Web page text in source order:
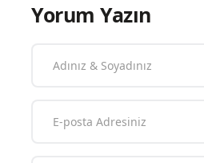
Yorum Yazın